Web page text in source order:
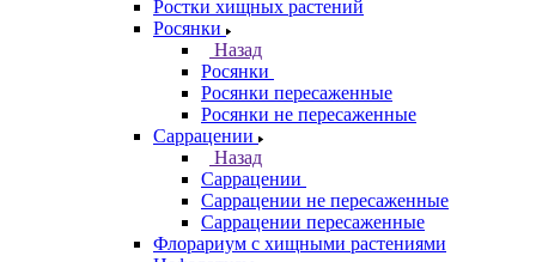
Ростки хищных растений
Росянки
Назад
Росянки
Росянки пересаженные
Росянки не пересаженные
Саррацении
Назад
Саррацении
Саррацении не пересаженные
Саррацении пересаженные
Флорариум с хищными растениями